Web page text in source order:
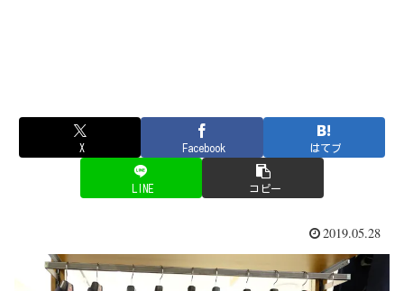
X Facebook はてブ
LINE コピー
2019.05.28